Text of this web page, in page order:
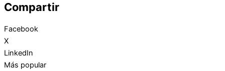
Compartir
Facebook
X
LinkedIn
Más popular